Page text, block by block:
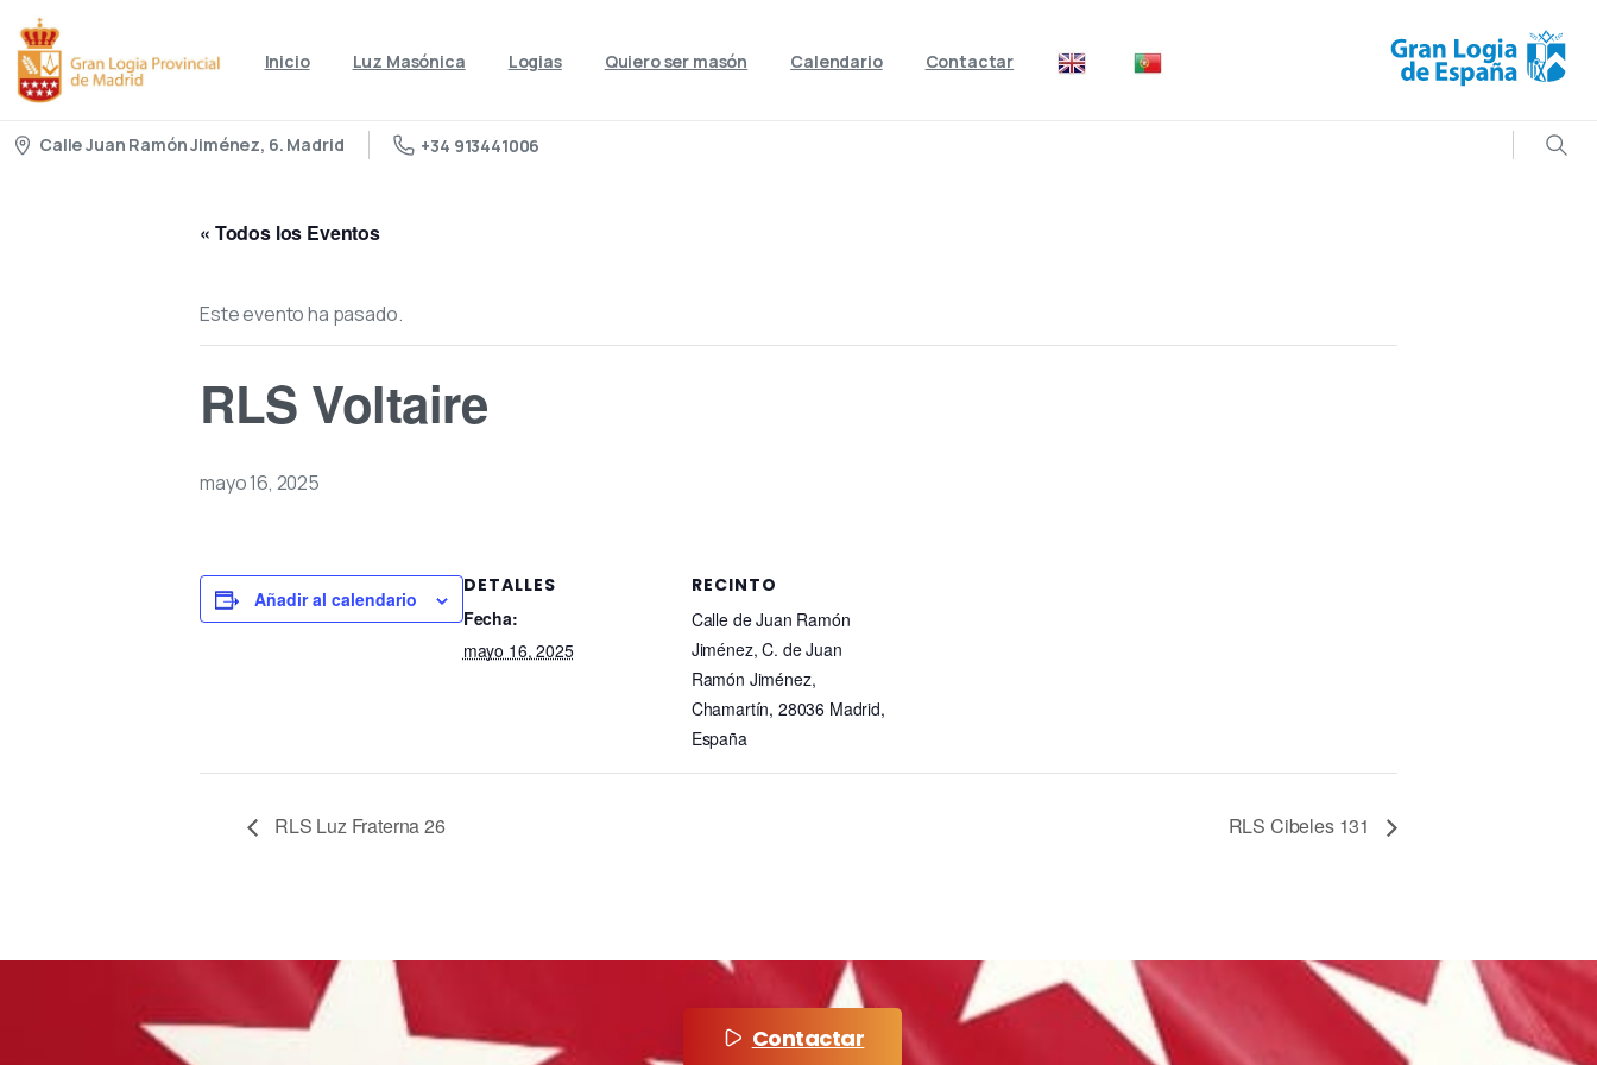
Inicio Luz Masónica Logias Quiero ser masón Calendario Contactar
Calle Juan Ramón Jiménez, 6. Madrid +34 913441006
« Todos los Eventos
Este evento ha pasado.
RLS Voltaire
mayo 16, 2025
Añadir al calendario
DETALLES
Fecha:
mayo 16, 2025
RECINTO
Calle de Juan Ramón
Jiménez, C. de Juan
Ramón Jiménez,
Chamartín, 28036 Madrid,
España
RLS Luz Fraterna 26 RLS Cibeles 131
Contactar